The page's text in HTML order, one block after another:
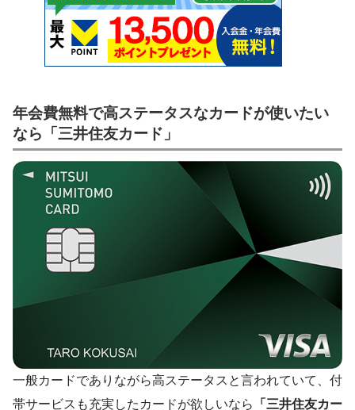
年会費無料で高ステータスなカードが使いたい
なら「三井住友カード」
一般カードでありながら高ステータスと言われていて、付
帯サービスも充実したカードが欲しいなら
「三井住友カー